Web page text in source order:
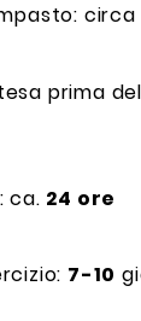
circa
prima
ca. 24 ore
7-10